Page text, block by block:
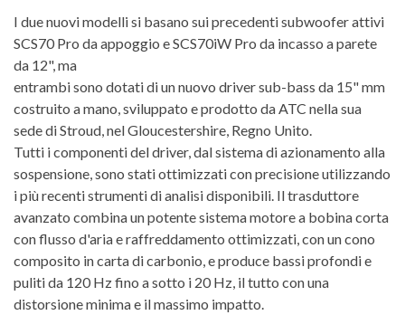
I due nuovi modelli si basano sui precedenti subwoofer attivi
SCS70 Pro da appoggio e SCS70iW Pro da incasso a parete
da 12", ma
entrambi sono dotati di un nuovo driver sub-bass da 15" mm
costruito a mano, sviluppato e prodotto da ATC nella sua
sede di Stroud, nel Gloucestershire, Regno Unito.
Tutti i componenti del driver, dal sistema di azionamento alla
sospensione, sono stati ottimizzati con precisione utilizzando
i più recenti strumenti di analisi disponibili. Il trasduttore
avanzato combina un potente sistema motore a bobina corta
con flusso d'aria e raffreddamento ottimizzati, con un cono
composito in carta di carbonio, e produce bassi profondi e
puliti da 120 Hz fino a sotto i 20 Hz, il tutto con una
distorsione minima e il massimo impatto.